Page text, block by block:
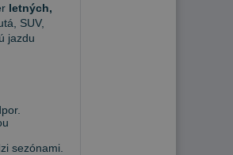
letných,
SUV,
jazdu
sezónami.